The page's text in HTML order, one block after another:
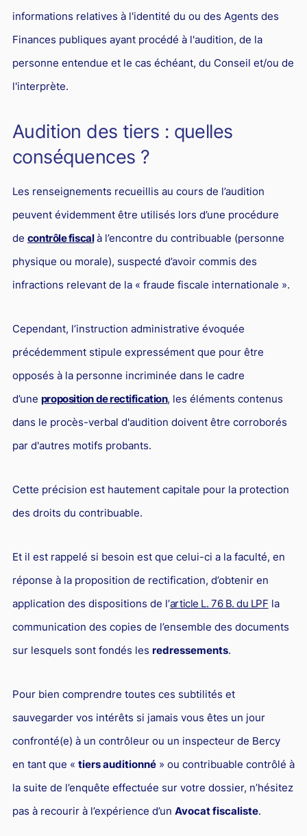
informations relatives à l'identité du ou des Agents des
Finances publiques ayant procédé à l'audition, de la
personne entendue et le cas échéant, du Conseil et/ou de
l'interprète.
Audition des tiers : quelles
conséquences ?
Les renseignements recueillis au cours de l’audition
peuvent évidemment être utilisés lors d’une procédure
de contrôle fiscalà l’encontre du contribuable (personne
physique ou morale), suspecté d’avoir commis des
infractions relevant de la « fraude fiscale internationale ».
Cependant, l’instruction administrative évoquée
précédemment stipule expressément que pour être
opposés à la personne incriminée dans le cadre
d’une proposition de rectification, les éléments contenus
dans le procès-verbal d'audition doivent être corroborés
par d'autres motifs probants.
Cette précision est hautement capitale pour la protection
des droits du contribuable.
Et il est rappelé si besoin est que celui-ci a la faculté, en
réponse à la proposition de rectification, d’obtenir en
application des dispositions de l’article L. 76 B. du LPF la
communication des copies de l’ensemble des documents
sur lesquels sont fondés les redressements.
Pour bien comprendre toutes ces subtilités et
sauvegarder vos intérêts si jamais vous êtes un jour
confronté(e) à un contrôleur ou un inspecteur de Bercy
en tant que « tiers auditionné» ou contribuable contrôlé à
la suite de l’enquête effectuée sur votre dossier, n’hésitez
pas à recourir à l’expérience d’un Avocat fiscaliste.